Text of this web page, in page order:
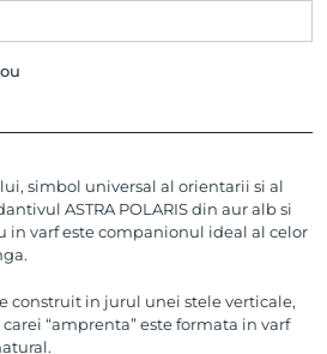
simbol universal al orientarii si al
ASTRA POLARIS din aur alb si
in varf este companionul ideal al celor
construit in jurul unei stele verticale,
“amprenta” este formata in varf